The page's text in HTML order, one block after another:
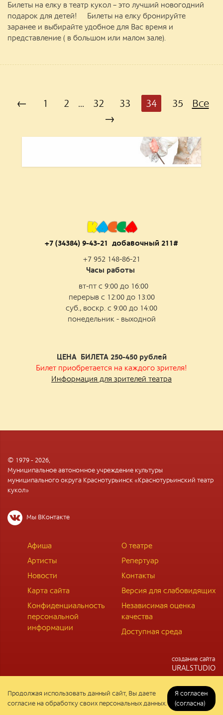
Билеты на елку в театр кукол – это лучший новогодний
подарок для детей! Билеты на елку бронируйте
заранее и выбирайте удобное для Вас время и
представление ( в большом или малом зале).
← 1 2 ... 32 33 34 35
Все
→
КАССА
+7 (34384) 9-43-21 добавочный 211#
+7 952 148-86-21
Часы работы
вт-пт с 9:00 до 16:00
перерыв с 12:00 до 13:00
суб., воскр. с 9:00 до 14:00
понедельник - выходной
ЦЕНА БИЛЕТА 250-450рублей
Билет приобретается на каждого зрителя!
Информация для зрителей театра
© 1979 - 2026,
Муниципальное автономное учреждение культуры
муниципального округа Краснотурьинск «Краснотурьинский театр
кукол»
Мы ВКонтакте
Афиша
О театре
Артисты
Репертуар
Новости
Контакты
Карта сайта
Версия для слабовидящих
Конфиденциальность
персональной
информации
Независимая оценка
качества
Доступная среда
cоздание сайта
URALSTUDIO
Продолжая использовать данный сайт, Вы даете
согласие на обработку своих персональных данных.
Я согласен
(согласна)